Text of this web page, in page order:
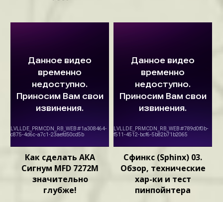
Как сделать АКА
Сигнум MFD 7272М
значительно
глубже!
Сфинкс (Sphinx) 03.
Обзор, технические
хар-ки и тест
пинпойнтера